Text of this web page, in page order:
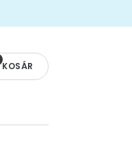
KOSÁR